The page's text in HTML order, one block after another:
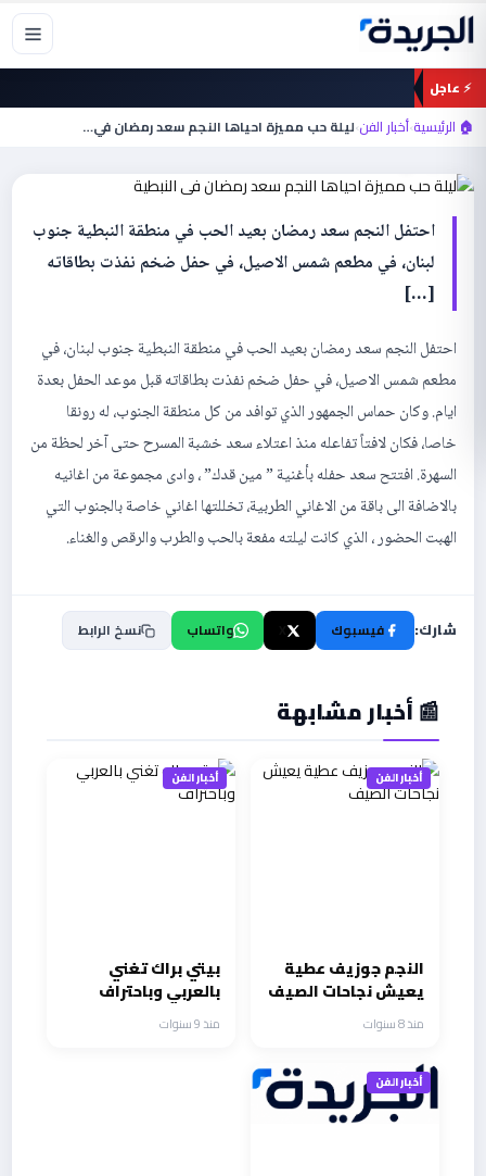
تخطي
المحتوى
⚡ عاجل
🏠 الرئيسية›أخبار الفن›ليلة حب مميزة احياها النجم سعد رمضان في…
أخبار الفن
ليلة حب مميزة احياها النجم سعد رمضان في
احتفل النجم سعد رمضان بعيد الحب في منطقة النبطية جنوب
لبنان، في مطعم شمس الاصيل، في حفل ضخم نفذت بطاقاته
[…]
احتفل النجم سعد رمضان بعيد الحب في منطقة النبطية جنوب لبنان، في
مطعم شمس الاصيل، في حفل ضخم نفذت بطاقاته قبل موعد الحفل بعدة
ايام. وكان حماس الجمهور الذي توافد من كل منطقة الجنوب، له رونقا
خاصا، فكان لافتاً تفاعله منذ اعتلاء سعد خشبة المسرح حتى آخر لحظة من
السهرة. افتتح سعد حفله بأغنية ” مين قدك” ، وادى مجموعة من اغانيه
بالاضافة الى باقة من الاغاني الطربية، تخللتها اغاني خاصة بالجنوب التي
الهبت الحضور ، الذي كانت ليلته مفعة بالحب والطرب والرقص والغناء.
شارك: فيسبوك واتساب نسخ الرابط
📰 أخبار مشابهة
أخبار الفن
النجم جوزيف عطية
يعيش نجاحات الصيف
منذ 8 سنوات
أخبار الفن
بيتي براك تغني
بالعربي وباحتراف
منذ 9 سنوات
أخبار الفن